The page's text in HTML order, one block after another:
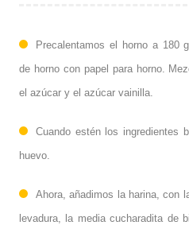
Precalentamos el horno a 180
de horno con papel para horno.
el azúcar y el azúcar vainilla.
Cuando estén los ingredientes
huevo.
Ahora, añadimos la harina, con
levadura, la media cucharadita de